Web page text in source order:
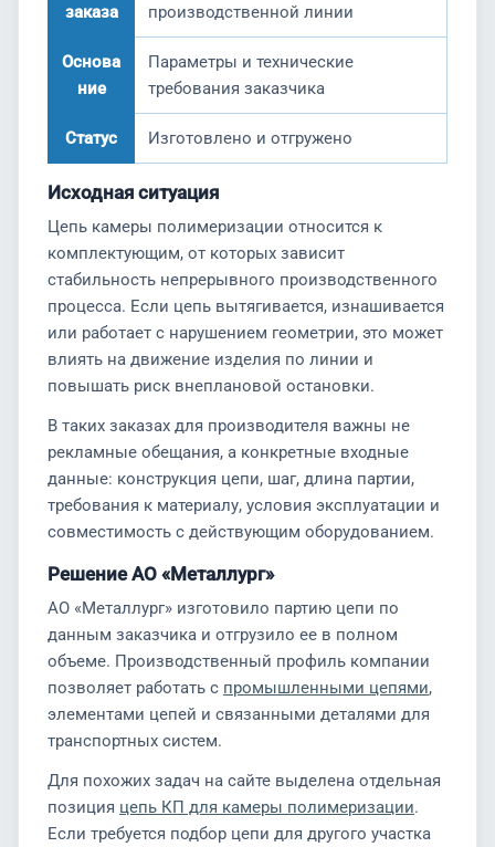
заказа
производственной линии
Основа
ние
Параметры и технические
требования заказчика
Статус Изготовлено и отгружено
Исходная ситуация
Цепь камеры полимеризации относится к
комплектующим, от которых зависит
стабильность непрерывного производственного
процесса. Если цепь вытягивается, изнашивается
или работает с нарушением геометрии, это может
влиять на движение изделия по линии и
повышать риск внеплановой остановки.
В таких заказах для производителя важны не
рекламные обещания, а конкретные входные
данные: конструкция цепи, шаг, длина партии,
требования к материалу, условия эксплуатации и
совместимость с действующим оборудованием.
Решение АО «Металлург»
АО «Металлург» изготовило партию цепи по
данным заказчика и отгрузило ее в полном
объеме. Производственный профиль компании
позволяет работать с промышленными цепями,
элементами цепей и связанными деталями для
транспортных систем.
Для похожих задач на сайте выделена отдельная
позиция цепь КП для камеры полимеризации.
Если требуется подбор цепи для другого участка